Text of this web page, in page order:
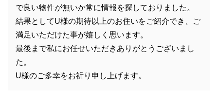
で良い物件が無いか常に情報を探しておりました。
結果としてU様の期待以上のお住いをご紹介でき、ご
満足いただけた事が嬉しく思います。
最後まで私にお任せいただきありがとうございまし
た。
U様のご多幸をお祈り申し上げます。